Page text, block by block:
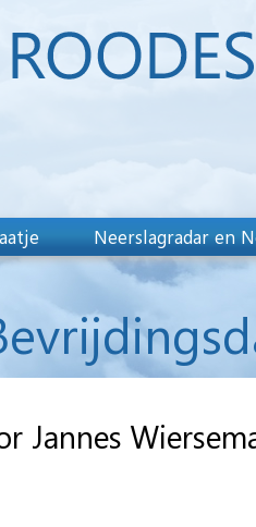
Neerslagradar en
Jannes